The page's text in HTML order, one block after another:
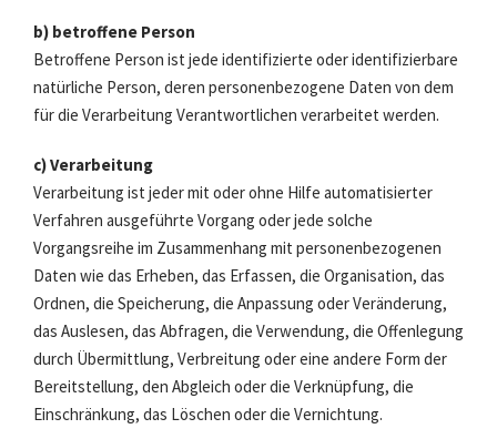
b) betroffene Person
Betroffene Person ist jede identifizierte oder identifizierbare
natürliche Person, deren personenbezogene Daten von dem
für die Verarbeitung Verantwortlichen verarbeitet werden.
c) Verarbeitung
Verarbeitung ist jeder mit oder ohne Hilfe automatisierter
Verfahren ausgeführte Vorgang oder jede solche
Vorgangsreihe im Zusammenhang mit personenbezogenen
Daten wie das Erheben, das Erfassen, die Organisation, das
Ordnen, die Speicherung, die Anpassung oder Veränderung,
das Auslesen, das Abfragen, die Verwendung, die Offenlegung
durch Übermittlung, Verbreitung oder eine andere Form der
Bereitstellung, den Abgleich oder die Verknüpfung, die
Einschränkung, das Löschen oder die Vernichtung.